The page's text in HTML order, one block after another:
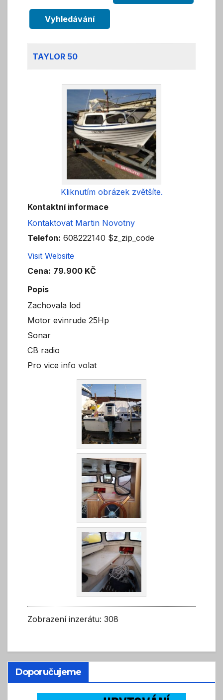
Vyhledávání
TAYLOR 50
Kliknutím obrázek zvětšíte.
Kontaktní informace
Kontaktovat Martin Novotny
Telefon: 608222140 $z_zip_code
Visit Website
Cena: 79.900 KČ
Popis
Zachovala lod
Motor evinrude 25Hp
Sonar
CB radio
Pro vice info volat
Zobrazení inzerátu: 308
Doporučujeme